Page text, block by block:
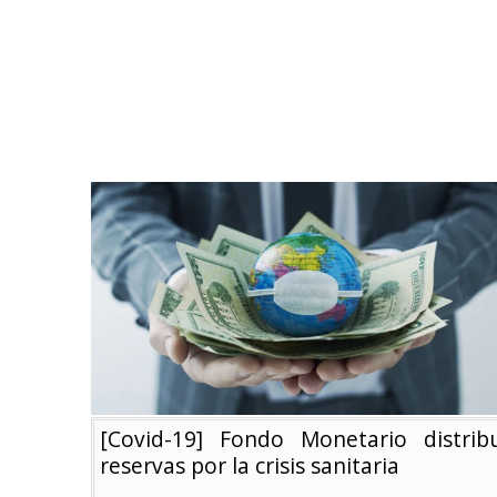
[Covid-19] Fondo Monetario
reservas por la crisis sanitaria